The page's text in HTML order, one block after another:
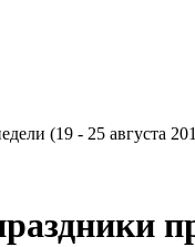
(19 - 25 августа